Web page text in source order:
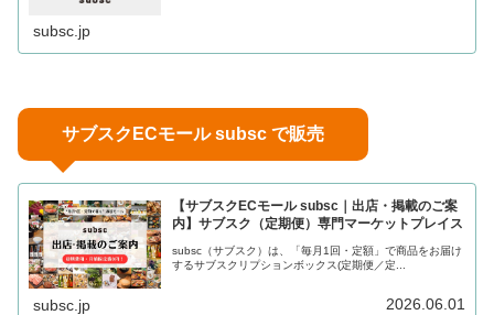
subsc.jp
サブスクECモール subsc で販売
【サブスクECモール subsc｜出店・掲載のご案
内】サブスク（定期便）専門マーケットプレイス
subsc（サブスク）は、「毎月1回・定額」で商品をお届け
するサブスクリプションボックス(定期便／定...
subsc.jp 2026.06.01